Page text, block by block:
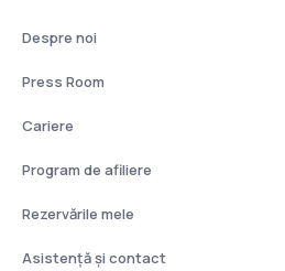
Despre noi
Press Room
Cariere
Program de afiliere
Rezervările mele
Asistenţă şi contact